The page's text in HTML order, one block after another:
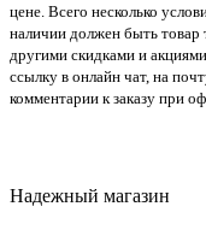
цене. Всего несколько
наличии должен быть товар
другими скидками и
ссылку в онлайн чат, на
комментарии к заказу при
Надежный магазин